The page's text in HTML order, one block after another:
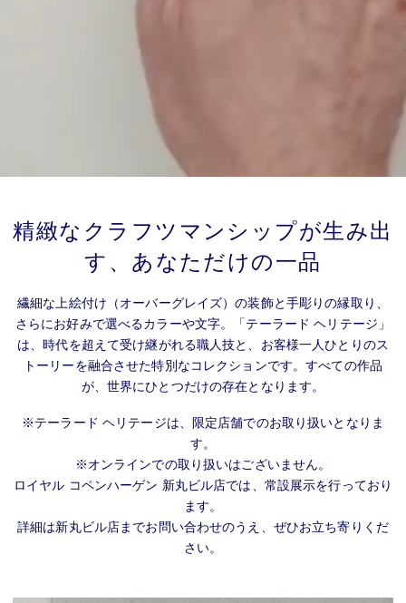
時を超えるデザインに、あなたらしさを
精緻なクラフツマンシップが生み出
す、あなただけの一品
繊細な上絵付け（オーバーグレイズ）の装飾と手彫りの縁取り、
さらにお好みで選べるカラーや文字。「テーラード ヘリテージ」
は、時代を超えて受け継がれる職人技と、お客様一人ひとりのス
トーリーを融合させた特別なコレクションです。すべての作品
が、世界にひとつだけの存在となります。
※テーラード ヘリテージは、限定店舗でのお取り扱いとなりま
す。
※オンラインでの取り扱いはございません。
ロイヤル コペンハーゲン 新丸ビル店では、常設展示を行っており
ます。
詳細は新丸ビル店までお問い合わせのうえ、ぜひお立ち寄りくだ
さい。